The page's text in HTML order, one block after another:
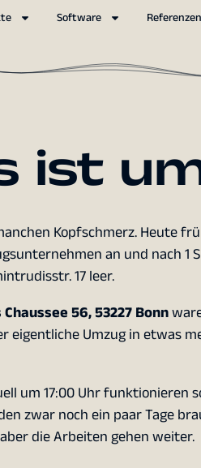
Software Referenzen
ist
Kopfschmerz. Heute
an und nach 1
17 leer.
56, 53227 Bonn
eigentliche Umzug in etwas
um 17:00 Uhr funktionieren
zwar noch ein paar Tage
die Arbeiten gehen weiter.